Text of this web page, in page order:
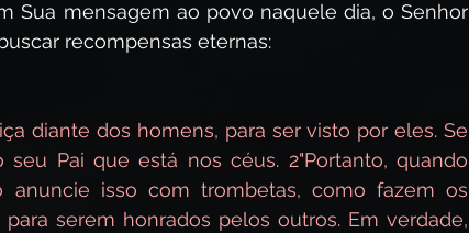
Sua mensagem ao povo naquele dia, o Senhor
recompensas eternas:
diante dos homens, para ser visto por eles. Se
seu Pai que está nos céus. 2"Portanto, quando
isso com trombetas, como fazem os
serem honrados pelos outros. Em verdade,